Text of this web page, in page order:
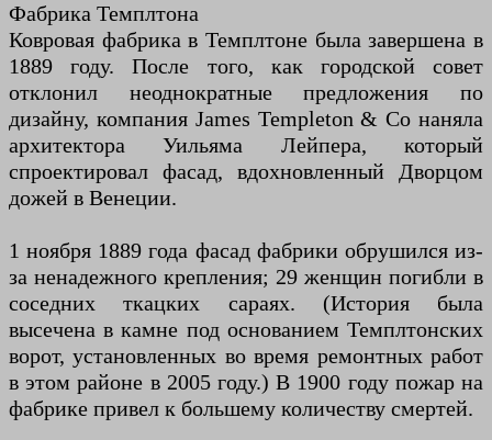
Фабрика Темплтона
Ковровая фабрика в Темплтоне была завершена в
1889 году. После того, как городской совет
отклонил неоднократные предложения по
дизайну, компания James Templeton & Co наняла
архитектора Уильяма Лейпера, который
спроектировал фасад, вдохновленный Дворцом
дожей в Венеции.
1 ноября 1889 года фасад фабрики обрушился из-
за ненадежного крепления; 29 женщин погибли в
соседних ткацких сараях. (История была
высечена в камне под основанием Темплтонских
ворот, установленных во время ремонтных работ
в этом районе в 2005 году.) В 1900 году пожар на
фабрике привел к большему количеству смертей.